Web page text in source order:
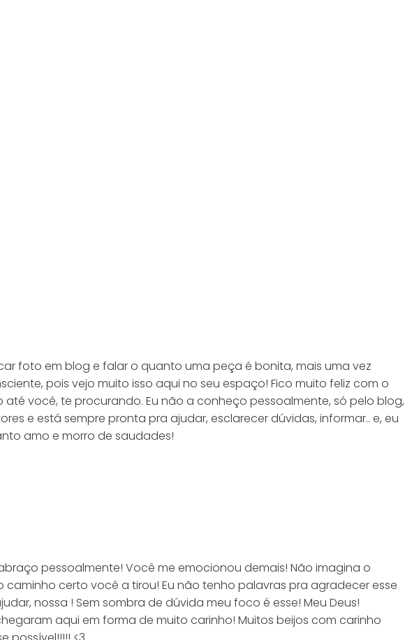
foto em blog e falar o quanto uma peça é bonita, mais uma vez
pois vejo muito isso aqui no seu espaço! Fico muito feliz com o
você, te procurando. Eu não a conheço pessoalmente, só pelo blog,
e está sempre pronta pra ajudar, esclarecer dúvidas, informar.. e, eu
amo e morro de saudades!
pessoalmente! Você me emocionou demais! Não imagina o
certo você a tirou! Eu não tenho palavras pra agradecer esse
nossa ! Sem sombra de dúvida meu foco é esse! Meu Deus!
aqui em forma de muito carinho! Muitos beijos com carinho